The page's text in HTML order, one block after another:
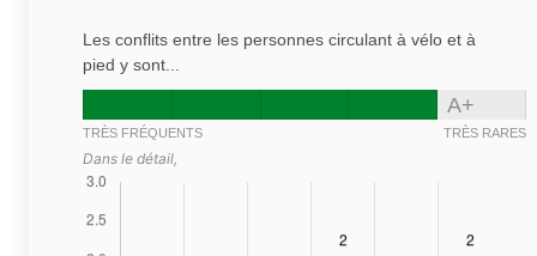
Les conflits entre les personnes circulant à vélo et à
pied y sont...
A+
TRÈS FRÉQUENTS TRÈS RARES
Dans le détail,